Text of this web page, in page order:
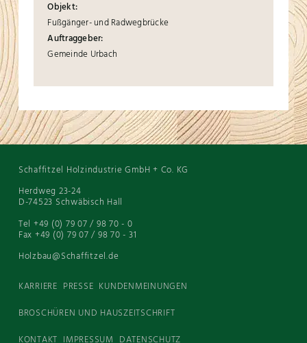
Objekt:
Fußgänger- und Radwegbrücke
Auftraggeber:
Gemeinde Urbach
Schaffitzel Holzindustrie GmbH + Co. KG
Herdweg 23-24
D-74523 Schwäbisch Hall
Tel +49 (0) 79 07 / 98 70 - 0
Fax +49 (0) 79 07 / 98 70 - 31
Holzbau@Schaffitzel.de
KARRIERE PRESSE KUNDENMEINUNGEN
BROSCHÜREN UND HAUSZEITSCHRIFT
KONTAKT IMPRESSUM DATENSCHUTZ